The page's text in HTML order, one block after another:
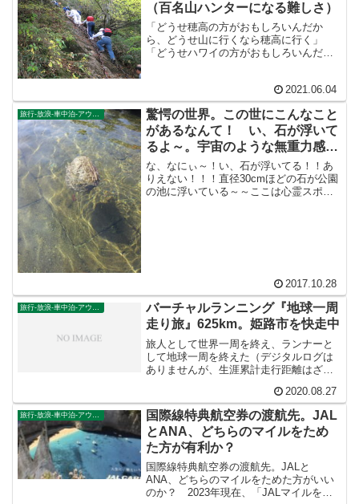
（百名山ハンターになる難しさ）
「どうせ穂高の方がおもしろいんだか
ら、どうせ山に行くなら穂高に行く」
「どうせハワイの方がおもしろいんだか
確実に面白い場所に何度も行くという遊
び方があります。穂高マニア、ハワイ愛
好家の生き方に学びましょう。
2021.06.04
驚愕の世界。この世にこんなこと
があるなんて！ い、石が浮いて
るよ～。宇宙のような無重力感。
東京島（新島）
な、なにぃ～！い、石が浮いてる！！あ
りえない！！！直径30cmほどの石が公園
の池に浮いている～～ここは心霊スポッ
2017.10.28
旅行-放浪-車中泊-アウトドア
バーチャルランニング『地球一周
走り旅』625km。姫路市を快走中
旅人として世界一周を終え、ランナーと
して地球一周を終えた（デジタルログは
ありませんが、生涯累計走行距離はざっ
えています）私サンダルマン・ハルト
が、旅人ランナーとして2020年4月1日よ
り開始した企画がバー...
2020.08.27
旅行-放浪-車中泊-アウトドア
国際線特典航空券の渡航先。JAL
とANA、どちらのマイルをため
た方が有利か？
国際線特典航空券の渡航先。JALと
ANA、どちらのマイルをためた方がいい
のか？ 2023年現在、「JALマイルをた